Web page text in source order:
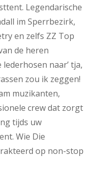
Legendarische
im Sperrbezirk,
en zelfs ZZ Top
de heren
naar’ tja,
zou ik zeggen!
muzikanten,
crew dat zorgt
tijds uw
Wie Die
op non-stop